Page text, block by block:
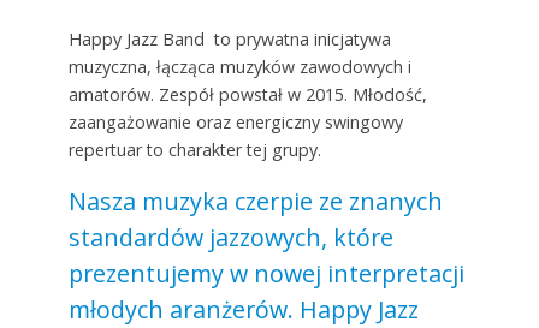
Happy Jazz Band to prywatna inicjatywa
muzyczna, łącząca muzyków zawodowych i
amatorów. Zespół powstał w 2015. Młodość,
zaangażowanie oraz energiczny swingowy
repertuar to charakter tej grupy.
Nasza muzyka czerpie ze znanych
standardów jazzowych, które
prezentujemy w nowej interpretacji
młodych aranżerów. Happy Jazz